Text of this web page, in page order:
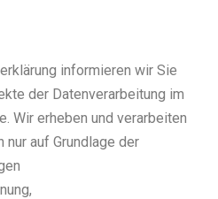
informieren wir Sie
der Datenverarbeitung im
Wir erheben und verarbeiten
auf Grundlage der